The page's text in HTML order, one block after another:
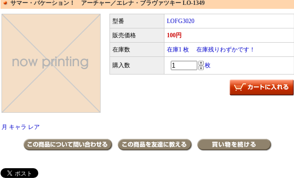
サマー・バケーション！ アーチャー／エレナ・ブラヴァツキー LO-1349
型番 LOFG3020
販売価格 100円
在庫数 在庫1 枚 在庫残りわずかです！
購入数 枚
月 キャラ レア